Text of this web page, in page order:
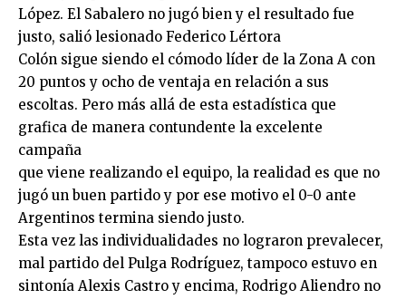
López. El Sabalero no jugó bien y el resultado fue
justo, salió lesionado Federico Lértora
Colón sigue siendo el cómodo líder de la Zona A con
20 puntos y ocho de ventaja en relación a sus
escoltas. Pero más allá de esta estadística que
grafica de manera contundente la excelente
campaña
que viene realizando el equipo, la realidad es que no
jugó un buen partido y por ese motivo el 0-0 ante
Argentinos termina siendo justo.
Esta vez las individualidades no lograron prevalecer,
mal partido del Pulga Rodríguez, tampoco estuvo en
sintonía Alexis Castro y encima, Rodrigo Aliendro no